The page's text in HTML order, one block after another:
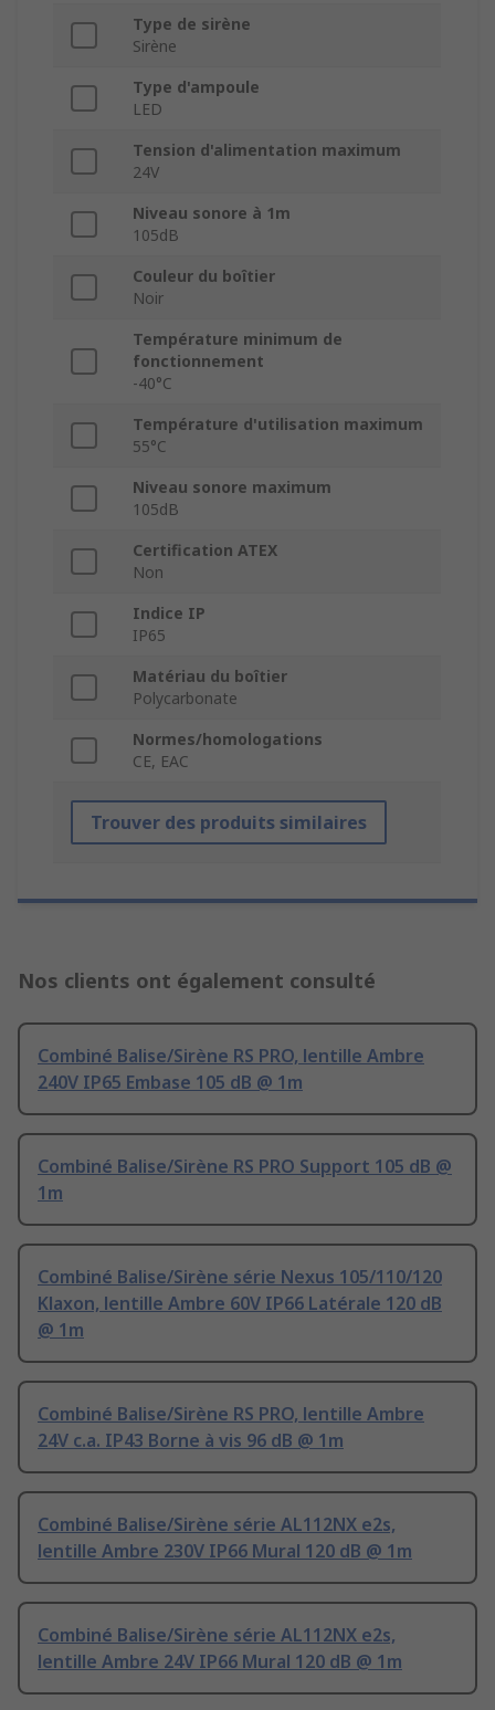
Type de sirène
Sirène
Type d'ampoule
LED
Tension d'alimentation maximum
24V
Niveau sonore à 1m
105dB
Couleur du boîtier
Noir
Température minimum de
fonctionnement
-40°C
Température d'utilisation maximum
55°C
Niveau sonore maximum
105dB
Certification ATEX
Non
Indice IP
IP65
Matériau du boîtier
Polycarbonate
Normes/homologations
CE, EAC
Trouver des produits similaires
Nos clients ont également consulté
Combiné Balise/Sirène RS PRO, lentille Ambre
240V IP65 Embase 105 dB @ 1m
Combiné Balise/Sirène RS PRO Support 105 dB @
1m
Combiné Balise/Sirène série Nexus 105/110/120
Klaxon, lentille Ambre 60V IP66 Latérale 120 dB
@ 1m
Combiné Balise/Sirène RS PRO, lentille Ambre
24V c.a. IP43 Borne à vis 96 dB @ 1m
Combiné Balise/Sirène série AL112NX e2s,
lentille Ambre 230V IP66 Mural 120 dB @ 1m
Combiné Balise/Sirène série AL112NX e2s,
lentille Ambre 24V IP66 Mural 120 dB @ 1m